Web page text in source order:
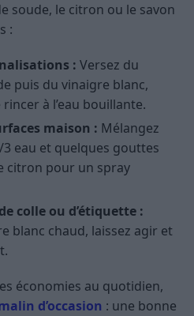
soude, le citron ou le savon
:
: Versez du
puis du vinaigre blanc,
à l’eau bouillante.
maison : Mélangez
eau et quelques gouttes
citron pour un spray
colle ou d’étiquette :
blanc chaud, laissez agir et
économies au quotidien,
d’occasion : une bonne